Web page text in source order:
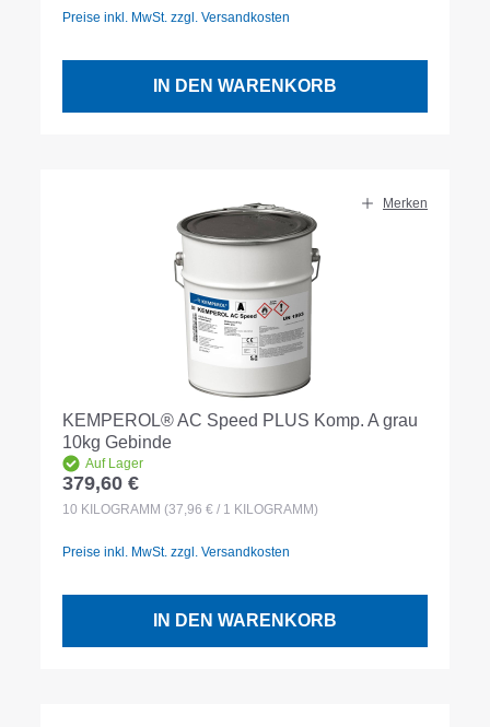
Preise inkl. MwSt. zzgl. Versandkosten
IN DEN WARENKORB
Merken
KEMPEROL® AC Speed PLUS Komp. A grau
10kg Gebinde
Auf Lager
Regulärer Preis:
379,60 €
10 KILOGRAMM (37,96 € / 1 KILOGRAMM)
Preise inkl. MwSt. zzgl. Versandkosten
IN DEN WARENKORB